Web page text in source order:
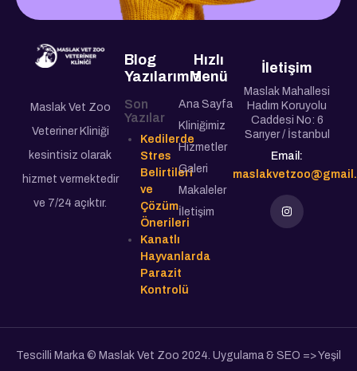
Maslak Vet Zoo
Veteriner Kliniği
kesintisiz olarak
hizmet vermektedir
ve 7/24 açıktır.
Blog
Yazılarımız
Son
Yazılar
Kedilerde
Stres
Belirtileri
ve
Çözüm
Önerileri
Kanatlı
Hayvanlarda
Parazit
Kontrolü
Hızlı
Menü
Ana Sayfa
Kliniğimiz
Hizmetler
Galeri
Makaleler
İletişim
İletişim
Maslak Mahallesi
Hadım Koruyolu
Caddesi No: 6
Sarıyer / İstanbul
Email:
Tescilli Marka © Maslak Vet Zoo 2024. Uygulama & SEO => Yeşil